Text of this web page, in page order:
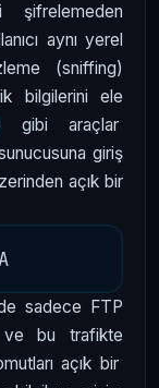
aynı yerel
(sniffing)
bilgilerini ele
gibi araçlar
giriş
açık bir
sadece FTP
ve bu trafikte
açık bir